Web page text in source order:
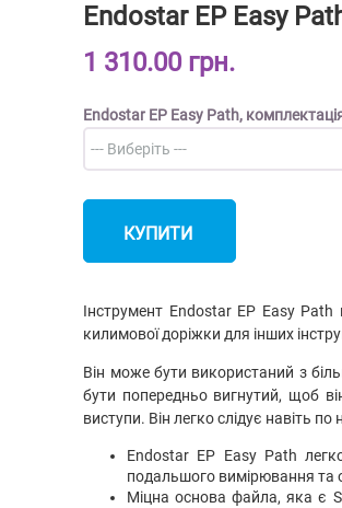
Endostar EP Easy
1 310.00 грн.
Endostar EP Easy Path,
КУПИТИ
Інструмент Endostar EP Easy
килимової доріжки для інших
Він може бути використаний з
бути попередньо вигнутий, щоб
виступи. Він легко слідує навіть
Endostar EP Easy Path
подальшого вимірювання та
Міцна основа файла, яка є